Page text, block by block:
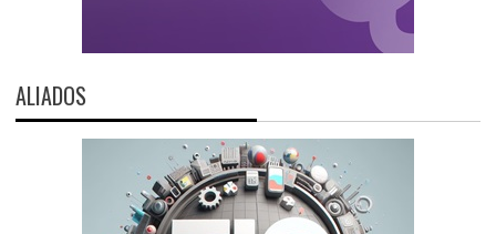
ALIADOS